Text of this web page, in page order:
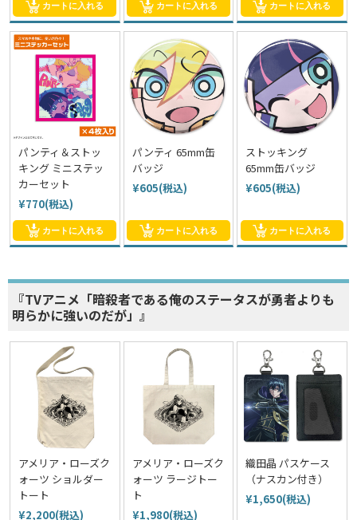
カートに入れる カートに入れる カートに入れる
パンティ＆ストッ
キング ミニステッ
カーセット
¥770(税込)
カートに入れる
パンティ 65mm缶
バッジ
¥605(税込)
カートに入れる
ストッキング
65mm缶バッジ
¥605(税込)
カートに入れる
『TVアニメ「暗殺者である俺のステータスが勇者よりも
明らかに強いのだが」』
アメリア・ローズク
ォーツ ショルダー
トート
¥2,200(税込)
アメリア・ローズク
ォーツ ラージトー
ト
¥1,980(税込)
織田晶 パスケース
（ナスカン付き）
¥1,650(税込)